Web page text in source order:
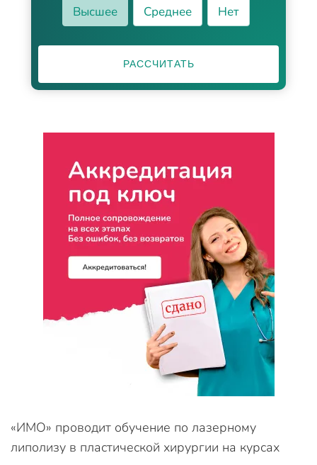
Высшее
Среднее Нет
РАССЧИТАТЬ
«ИМО» проводит обучение по лазерному
липолизу в пластической хирургии на курсах